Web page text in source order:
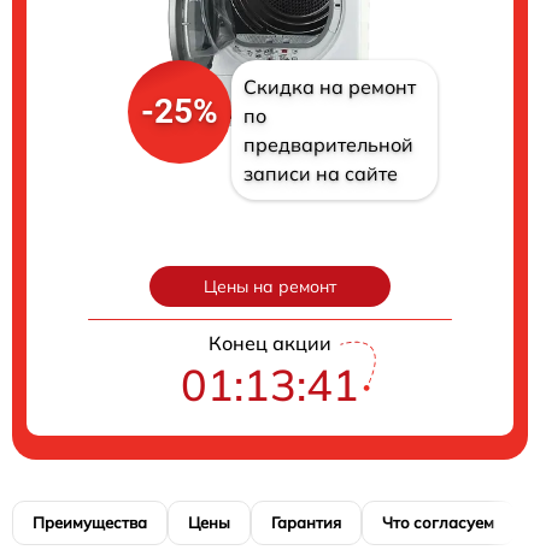
-25%
Скидка на ремонт
по
предварительной
записи на сайте
Цены на ремонт
Конец акции
01:13:40
Преимущества Цены Гарантия Что согласуем